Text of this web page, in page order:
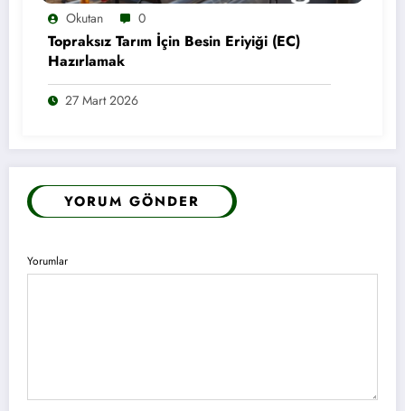
Okutan 0
Topraksız Tarım İçin Besin Eriyiği (EC)
Hazırlamak
27 Mart 2026
YORUM GÖNDER
Yorumlar